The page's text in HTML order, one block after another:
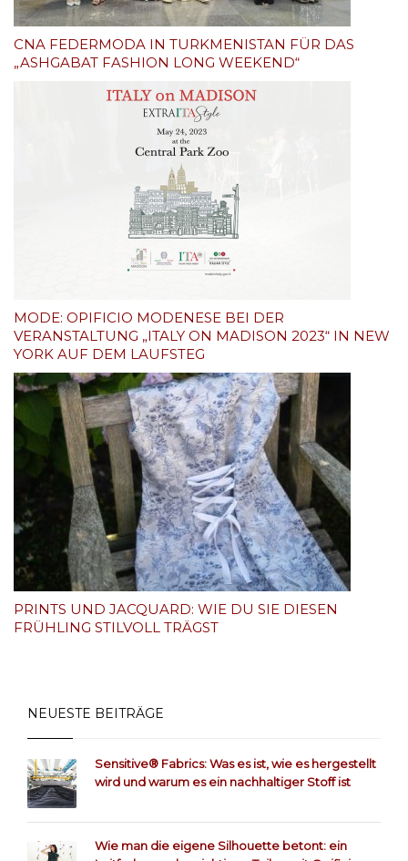
CNA FEDERMODA IN TURKMENISTAN FÜR DAS
„ASHGABAT FASHION LONG WEEKEND“
MODE: OPIFICIO MODENESE BEI DER
VERANSTALTUNG „ITALY ON MADISON 2023“ IN NEW
YORK AUF DEM LAUFSTEG
PRINTS UND JACQUARD: WIE DU SIE DIESEN
FRÜHLING STILVOLL TRÄGST
NEUESTE BEITRÄGE
Sensitive® Fabrics: Was es ist, wie es hergestellt
wird und warum es ein nachhaltiger Stoff ist
Wie man die eigene Silhouette betont: ein